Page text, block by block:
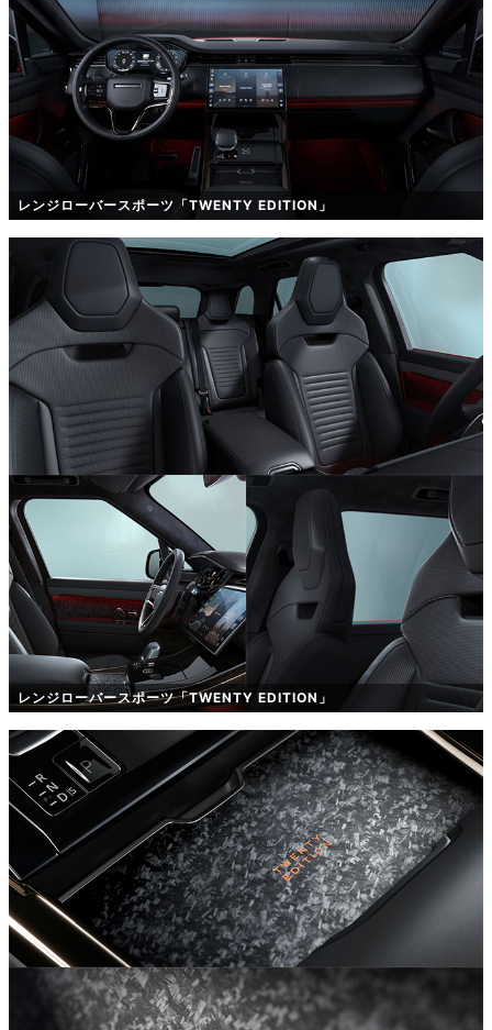
レンジローバースポーツ「TWENTY EDITION」
レンジローバースポーツ「TWENTY EDITION」